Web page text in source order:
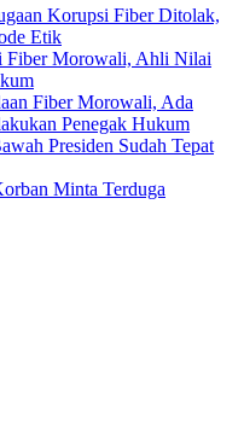
Korupsi Fiber Ditolak,
Etik
Fiber Morowali, Ahli Nilai
Fiber Morowali, Ada
Penegak Hukum
Presiden Sudah Tepat
Minta Terduga